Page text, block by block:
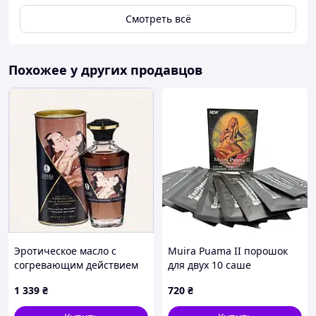
возбудителей;
*Полная анонимность 100%.
Смотреть всё
Похожее у других продавцов
Эротическое масло с
согревающим действием
1 339 ₴
Muira Puama II порошок
для двух 10 саше
720 ₴